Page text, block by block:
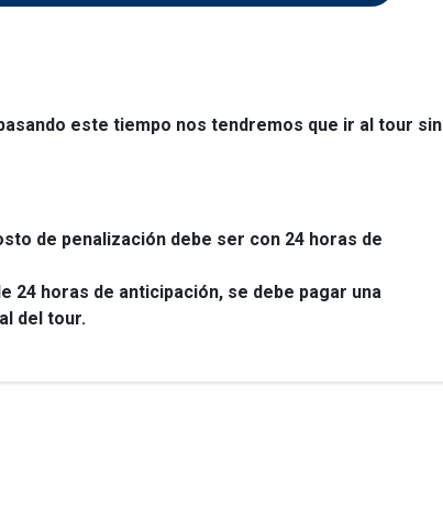
este tiempo nos tendremos que ir al tour sin
de penalización debe ser con 24 horas de
24 horas de anticipación, se debe pagar una
del tour.